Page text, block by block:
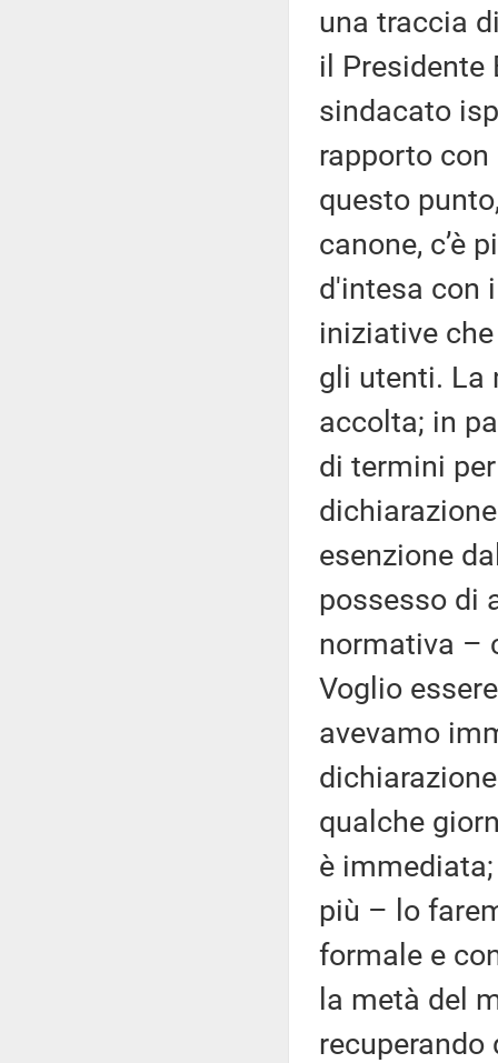
una traccia
il Presidente
sindacato
rapporto
questo
canone, c’è
d'intesa con
iniziative
gli utenti. La
accolta; in
di termini
esenzione
possesso di
normativa –
Voglio
avevamo
qualche
è
più – lo
formale e
la metà del
recuperando